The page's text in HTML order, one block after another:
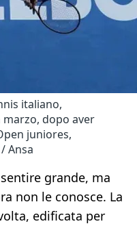
italiano,
marzo, dopo aver
juniores,
Ansa
grande, ma
non le conosce. La
edificata per